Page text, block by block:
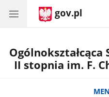
gov.pl
Ogólnokształcąca
II stopnia im. F.